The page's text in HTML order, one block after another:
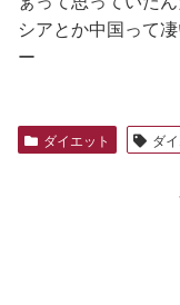
シアとか中国って
ー
ダイエット ダ